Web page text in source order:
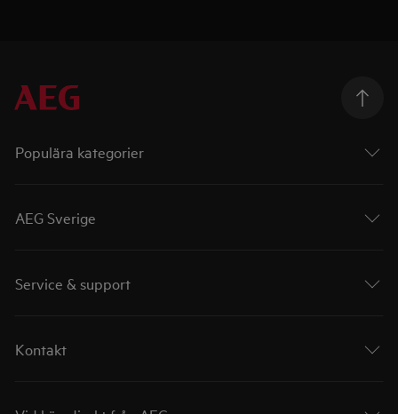
Populära kategorier
AEG Sverige
Service & support
Kontakt